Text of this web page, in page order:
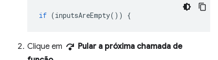
if (inputsAreEmpty()) {
Clique em step_over Pular a próxima chamada de